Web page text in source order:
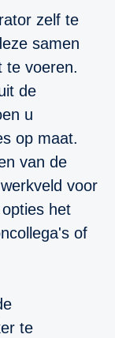
zelf te
samen
te voeren.
de
u
op maat.
van de
voor
het
of
te